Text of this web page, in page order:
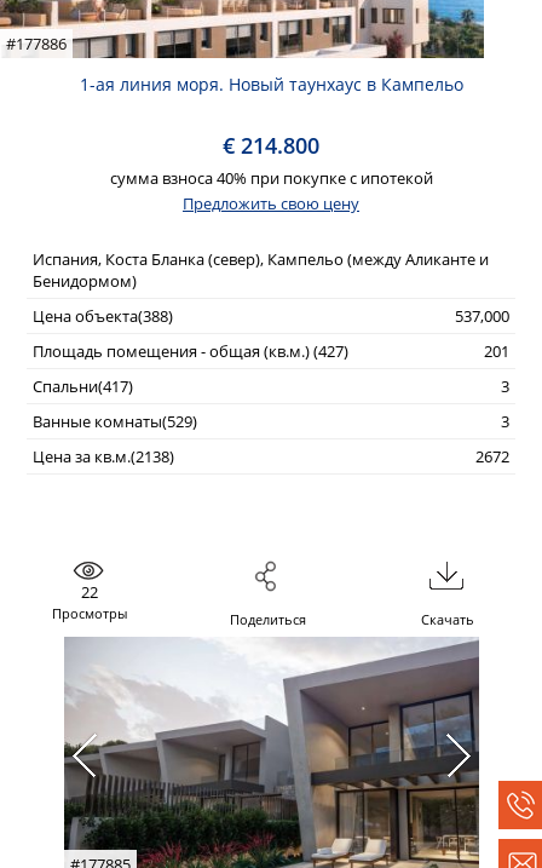
#177886
1-ая линия моря. Новый таунхаус в Кампельо
€ 214.800
сумма взноса 40% при покупке с ипотекой
Предложить свою цену
Испания, Коста Бланка (север), Кампельо (между Аликанте и
Бенидормом)
Цена объекта(388)
537,000
Площадь помещения - общая (кв.м.) (427)
201
Спальни(417)
3
Ванные комнаты(529)
3
Цена за кв.м.(2138)
2672
22
Просмотры Поделиться Скачать